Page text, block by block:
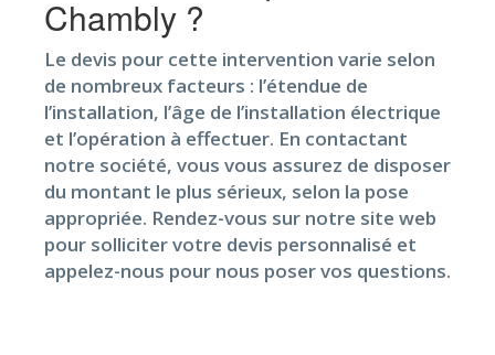
Chambly ?
Le devis pour cette intervention varie selon
de nombreux facteurs : l’étendue de
l’installation, l’âge de l’installation électrique
et l’opération à effectuer. En contactant
notre société, vous vous assurez de disposer
du montant le plus sérieux, selon la pose
appropriée. Rendez-vous sur notre site web
pour solliciter votre devis personnalisé et
appelez-nous pour nous poser vos questions.